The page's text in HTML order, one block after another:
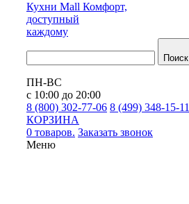
Кухни Mall Комфорт,
доступный
каждому
Поиск
ПН-ВС
с 10:00 до 20:00
8 (800) 302-77-06 8 (499) 348-15-11
КОРЗИНА
0 товаров. Заказать звонок
Меню